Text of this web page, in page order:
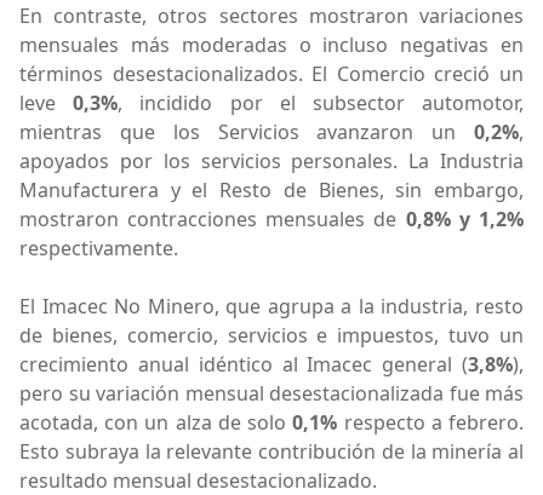
En contraste, otros sectores mostraron variaciones
mensuales más moderadas o incluso negativas en
términos desestacionalizados. El Comercio creció un
leve0,3%, incidido por el subsector automotor,
mientras que los Servicios avanzaron un 0,2%,
apoyados por los servicios personales. La Industria
Manufacturera y el Resto de Bienes, sin embargo,
mostraron contracciones mensuales de 0,8% y 1,2%
respectivamente.
El Imacec No Minero, que agrupa a la industria, resto
de bienes, comercio, servicios e impuestos, tuvo un
crecimiento anual idéntico al Imacec general (3,8%),
pero su variación mensual desestacionalizada fue más
acotada, con un alza de solo0,1% respecto a febrero.
Esto subraya la relevante contribución de la minería al
resultado mensual desestacionalizado.